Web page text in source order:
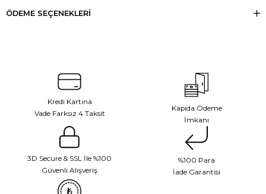
ÖDEME SEÇENEKLERI
Kredi Kartına
Vade Farksız 4 Taksit
Kapıda Ödeme
İmkanı
3D Secure & SSL İle %100
Güvenli Alışveriş
%100 Para
İade Garantisi